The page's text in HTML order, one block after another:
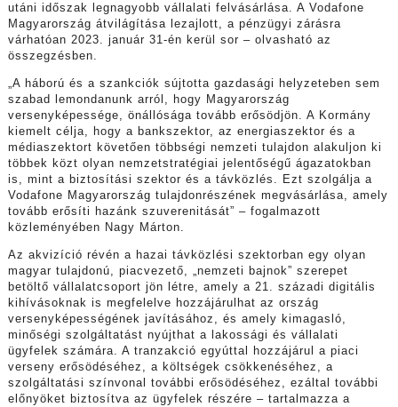
utáni időszak legnagyobb vállalati felvásárlása. A Vodafone
Magyarország átvilágítása lezajlott, a pénzügyi zárásra
várhatóan 2023. január 31-én kerül sor – olvasható az
összegzésben.
„A háború és a szankciók sújtotta gazdasági helyzeteben sem
szabad lemondanunk arról, hogy Magyarország
versenyképessége, önállósága tovább erősödjön. A Kormány
kiemelt célja, hogy a bankszektor, az energiaszektor és a
médiaszektort követően többségi nemzeti tulajdon alakuljon ki
többek közt olyan nemzetstratégiai jelentőségű ágazatokban
is, mint a biztosítási szektor és a távközlés. Ezt szolgálja a
Vodafone Magyarország tulajdonrészének megvásárlása, amely
tovább erősíti hazánk szuverenitását” – fogalmazott
közleményében Nagy Márton.
Az akvizíció révén a hazai távközlési szektorban egy olyan
magyar tulajdonú, piacvezető, „nemzeti bajnok” szerepet
betöltő vállalatcsoport jön létre, amely a 21. századi digitális
kihívásoknak is megfelelve hozzájárulhat az ország
versenyképességének javításához, és amely kimagasló,
minőségi szolgáltatást nyújthat a lakossági és vállalati
ügyfelek számára. A tranzakció egyúttal hozzájárul a piaci
verseny erősödéséhez, a költségek csökkenéséhez, a
szolgáltatási színvonal további erősödéséhez, ezáltal további
előnyöket biztosítva az ügyfelek részére – tartalmazza a